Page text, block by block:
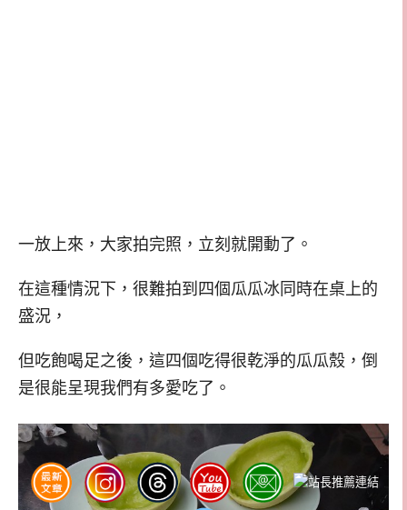
一放上來，大家拍完照，立刻就開動了。
在這種情況下，很難拍到四個瓜瓜冰同時在桌上的
盛況，
但吃飽喝足之後，這四個吃得很乾淨的瓜瓜殼，倒
是很能呈現我們有多愛吃了。